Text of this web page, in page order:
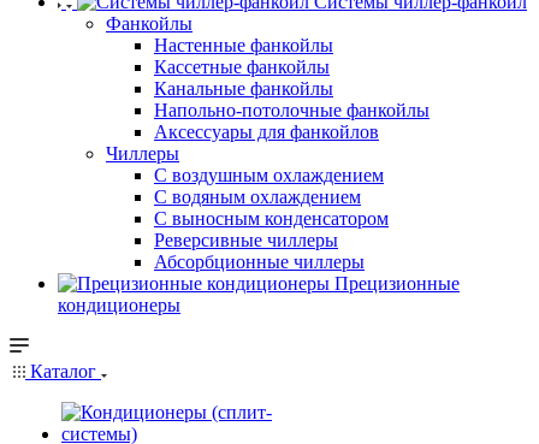
Фанкойлы
Настенные фанкойлы
Кассетные фанкойлы
Канальные фанкойлы
Напольно-потолочные фанкойлы
Аксессуары для фанкойлов
Чиллеры
С воздушным охлаждением
С водяным охлаждением
С выносным конденсатором
Реверсивные чиллеры
Абсорбционные чиллеры
Прецизионные
кондиционеры
Каталог